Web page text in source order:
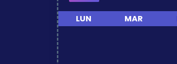
LUN MAR